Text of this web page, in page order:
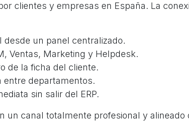
clientes y empresas en España. La
un panel centralizado.
Ventas, Marketing y Helpdesk.
de la ficha del cliente.
entre departamentos.
sin salir del ERP.
un canal totalmente profesional y alineado